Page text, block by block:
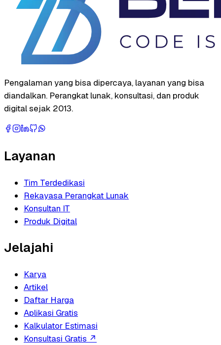
Pengalaman yang bisa dipercaya, layanan yang bisa
diandalkan. Perangkat lunak, konsultasi, dan produk
digital sejak 2013.
Layanan
Tim Terdedikasi
Rekayasa Perangkat Lunak
Konsultan IT
Produk Digital
Jelajahi
Karya
Artikel
Daftar Harga
Aplikasi Gratis
Kalkulator Estimasi
Konsultasi Gratis ↗